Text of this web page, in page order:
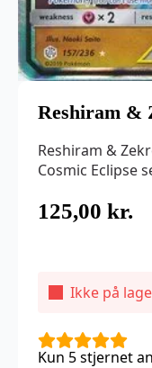
Reshiram &
Reshiram &
Cosmic Eclipse
125,00 kr.
Ikke på
Kun 5 stjernet